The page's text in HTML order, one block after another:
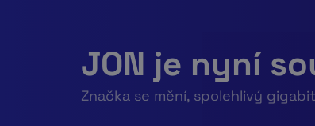
JON je nyní
Značka se mění, spolehlivý